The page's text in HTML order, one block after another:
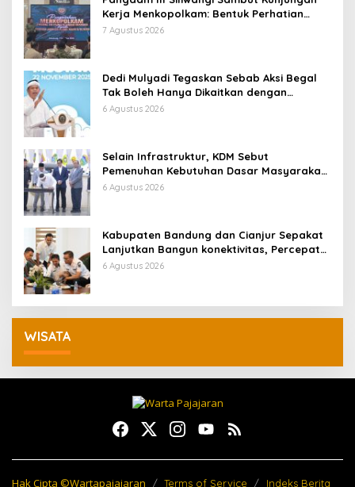
Kerja Menkopolkam: Bentuk Perhatian
Pemerintah
7 Agustus 2026
Dedi Mulyadi Tegaskan Sebab Aksi Begal
Tak Boleh Hanya Dikaitkan dengan
Ekonomi
6 Agustus 2026
Selain Infrastruktur, KDM Sebut
Pemenuhan Kebutuhan Dasar Masyarakat
Jadi Fokus APBD Jabar 2027
6 Agustus 2026
Kabupaten Bandung dan Cianjur Sepakat
Lanjutkan Bangun konektivitas, Percepat
Pertumbuhan Ekonomi Daerah
6 Agustus 2026
WISATA
Hak Cipta ©Wartapajajaran Terms of Service Indeks Berita